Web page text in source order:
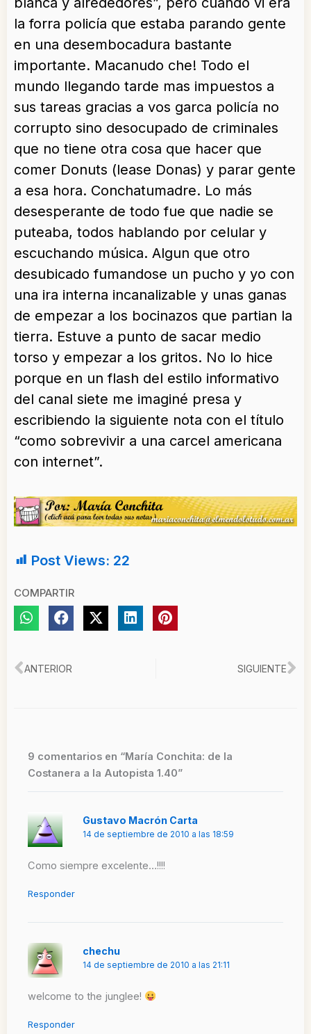
la forra policía que estaba parando gente
en una desembocadura bastante
importante. Macanudo che! Todo el
mundo llegando tarde mas impuestos a
sus tareas gracias a vos garca policía no
corrupto sino desocupado de criminales
que no tiene otra cosa que hacer que
comer Donuts (lease Donas) y parar gente
a esa hora. Conchatumadre. Lo más
desesperante de todo fue que nadie se
puteaba, todos hablando por celular y
escuchando música. Algun que otro
desubicado fumandose un pucho y yo con
una ira interna incanalizable y unas ganas
de empezar a los bocinazos que partian la
tierra. Estuve a punto de sacar medio
torso y empezar a los gritos. No lo hice
porque en un flash del estilo informativo
del canal siete me imaginé presa y
escribiendo la siguiente nota con el título
“como sobrevivir a una carcel americana
con internet”.
Post Views: 22
COMPARTIR
Ant
ANTERIOR SIGUIENTE
9 comentarios en “María Conchita: de la
Costanera a la Autopista 1.40”
Gustavo Macrón Carta
14 de septiembre de 2010 a las 18:59
Como siempre excelente…!!!!
Responder
chechu
14 de septiembre de 2010 a las 21:11
welcome to the junglee!
Responder